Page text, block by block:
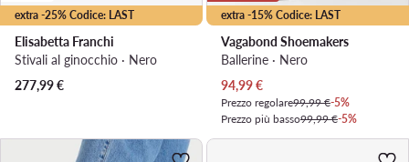
extra -25% Codice: LAST
Elisabetta Franchi
Stivali al ginocchio · Nero
277,99€
extra -15% Codice: LAST
Vagabond Shoemakers
Ballerine · Nero
Prezzo attuale
94,99€
Prezzo regolare99,99 €-5%
Prezzo più basso99,99 €-5%